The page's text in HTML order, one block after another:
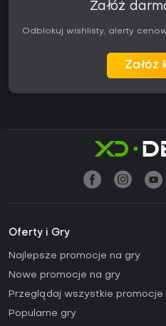
Załóż
Odblokuj wishlisty, alerty
Załóż
Oferty i Gry
Najlepsze promocje na gry
Nowe promocje na gry
Przeglądaj wszystkie promocje
Popularne gry